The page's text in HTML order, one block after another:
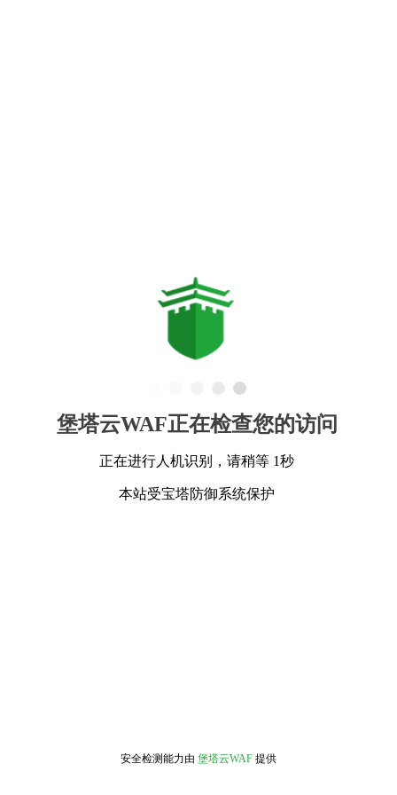
堡塔云WAF正在检查您的访问
正在进行人机识别，请稍等 1秒
本站受宝塔防御系统保护
安全检测能力由 堡塔云WAF 提供